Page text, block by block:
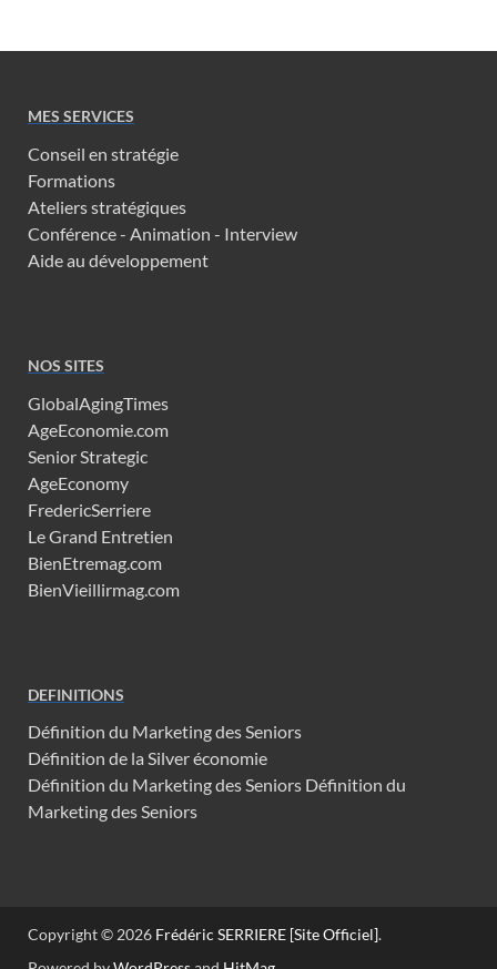
MES SERVICES
Conseil en stratégie
Formations
Ateliers stratégiques
Conférence - Animation - Interview
Aide au développement
NOS SITES
GlobalAgingTimes
AgeEconomie.com
Senior Strategic
AgeEconomy
FredericSerriere
Le Grand Entretien
BienEtremag.com
BienVieillirmag.com
DEFINITIONS
Définition du Marketing des Seniors
Définition de la Silver économie
Définition du Marketing des Seniors Définition du
Marketing des Seniors
Copyright © 2026 Frédéric SERRIERE [Site Officiel].